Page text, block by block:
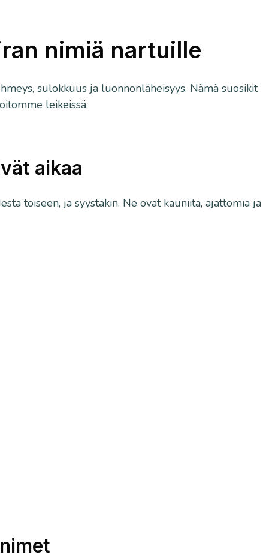
nimiä nartuille
sulokkuus ja luonnonläheisyys. Nämä suosikit
leikeissä.
aikaa
toiseen, ja syystäkin. Ne ovat kauniita, ajattomia ja